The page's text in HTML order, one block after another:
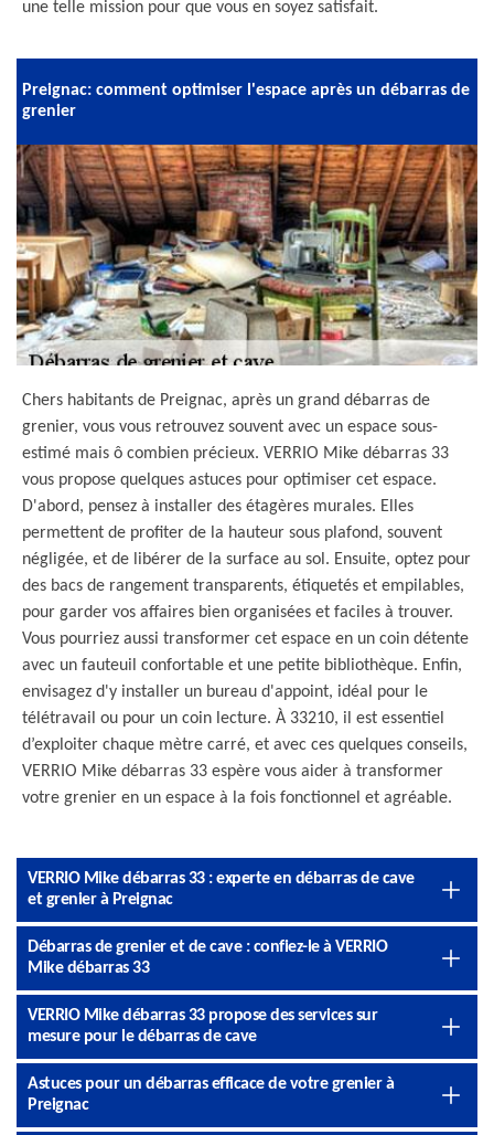
une telle mission pour que vous en soyez satisfait.
Preignac: comment optimiser l'espace après un débarras de
grenier
Chers habitants de Preignac, après un grand débarras de
grenier, vous vous retrouvez souvent avec un espace sous-
estimé mais ô combien précieux. VERRIO Mike débarras 33
vous propose quelques astuces pour optimiser cet espace.
D'abord, pensez à installer des étagères murales. Elles
permettent de profiter de la hauteur sous plafond, souvent
négligée, et de libérer de la surface au sol. Ensuite, optez pour
des bacs de rangement transparents, étiquetés et empilables,
pour garder vos affaires bien organisées et faciles à trouver.
Vous pourriez aussi transformer cet espace en un coin détente
avec un fauteuil confortable et une petite bibliothèque. Enfin,
envisagez d'y installer un bureau d'appoint, idéal pour le
télétravail ou pour un coin lecture. À 33210, il est essentiel
d’exploiter chaque mètre carré, et avec ces quelques conseils,
VERRIO Mike débarras 33 espère vous aider à transformer
votre grenier en un espace à la fois fonctionnel et agréable.
VERRIO Mike débarras 33 : experte en débarras de cave
et grenier à Preignac
Débarras de grenier et de cave : confiez-le à VERRIO
Mike débarras 33
VERRIO Mike débarras 33 propose des services sur
mesure pour le débarras de cave
Astuces pour un débarras efficace de votre grenier à
Preignac